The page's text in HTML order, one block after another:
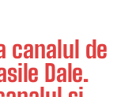
canalul de
Dale.